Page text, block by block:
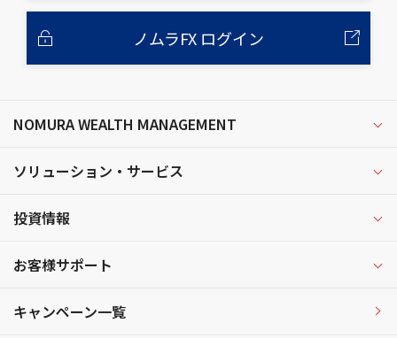
ノムラFX ログイン
NOMURA WEALTH MANAGEMENT
ソリューション・サービス
投資情報
お客様サポート
キャンペーン一覧